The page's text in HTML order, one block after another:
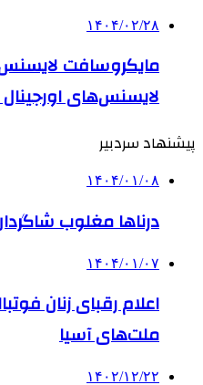
۱۴۰۴/۰۲/۲۸
مایکروسافت
لایسنس‌های اورجینال
پیشنهاد سردبیر
۱۴۰۴/۰۱/۰۸
درناها مغلوب
۱۴۰۴/۰۱/۰۷
اعلام رقبای زنان
ملت‌های آسیا
۱۴۰۲/۱۲/۲۲